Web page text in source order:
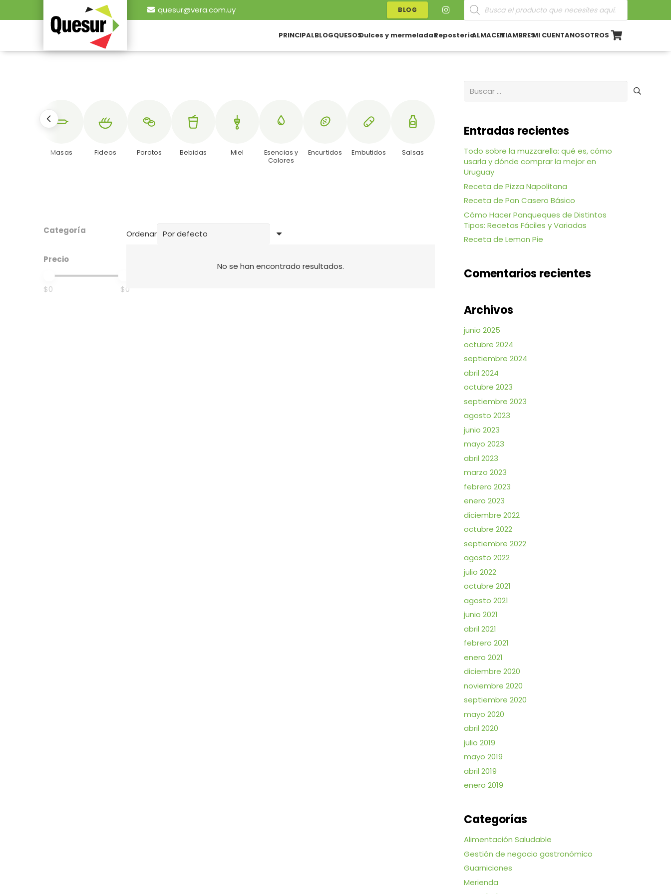
quesur@vera.com.uy BLOG
Búsqueda
de
productos
PRINCIPALBLOGQUESOSDulces y mermeladasReposteríaALMACENFIAMBRESMI CUENTANOSOTROS
Masas Fideos Porotos Bebidas Miel
Esencias y
Colores
Encurtidos Embutidos Salsas
Categoría
Precio
$0 $0
Ordenar
No se han encontrado resultados.
Buscar:
Entradas recientes
Todo sobre la muzzarella: qué es, cómo
usarla y dónde comprar la mejor en
Uruguay
Receta de Pizza Napolitana
Receta de Pan Casero Básico
Cómo Hacer Panqueques de Distintos
Tipos: Recetas Fáciles y Variadas
Receta de Lemon Pie
Comentarios recientes
Archivos
junio 2025
octubre 2024
septiembre 2024
abril 2024
octubre 2023
septiembre 2023
agosto 2023
junio 2023
mayo 2023
abril 2023
marzo 2023
febrero 2023
enero 2023
diciembre 2022
octubre 2022
septiembre 2022
agosto 2022
julio 2022
octubre 2021
agosto 2021
junio 2021
abril 2021
febrero 2021
enero 2021
diciembre 2020
noviembre 2020
septiembre 2020
mayo 2020
abril 2020
julio 2019
mayo 2019
abril 2019
enero 2019
Categorías
Alimentación Saludable
Gestión de negocio gastronómico
Guarniciones
Merienda